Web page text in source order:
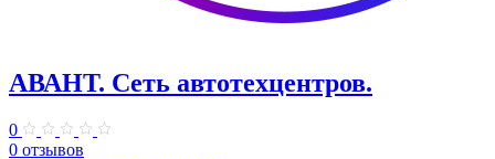
АВАНТ. ​Сеть автотехцентров.
0
0 отзывов